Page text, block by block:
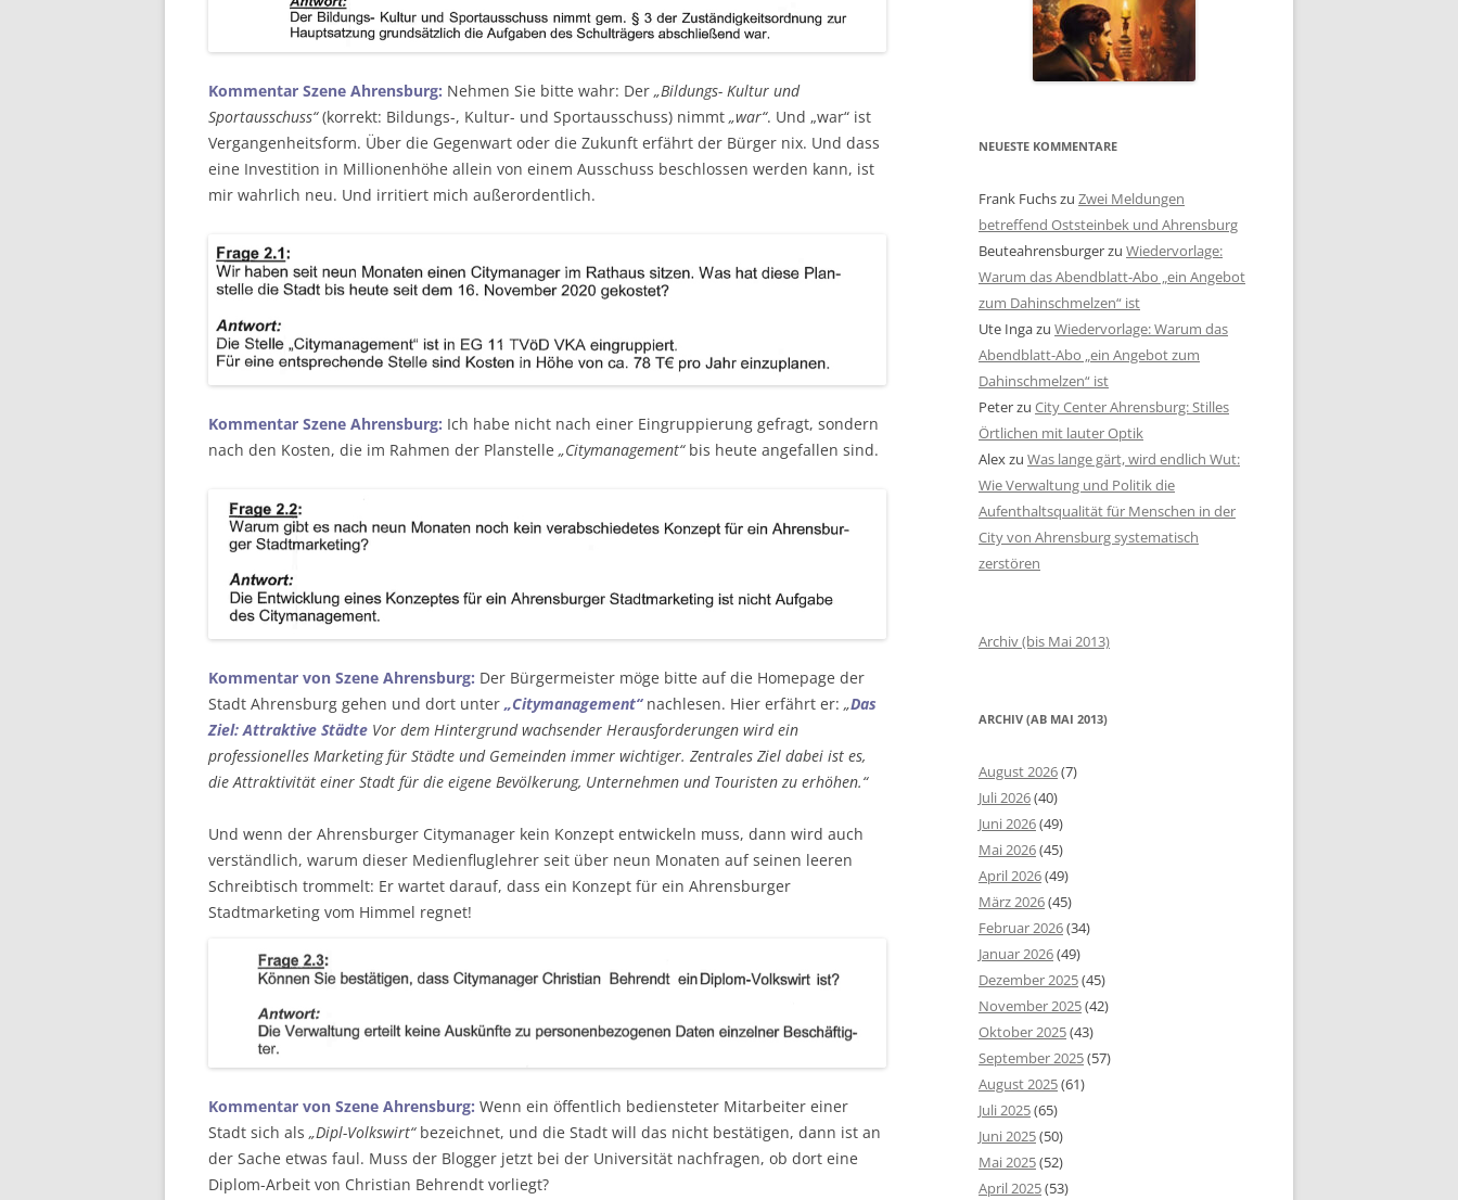
Kommentar Szene Ahrensburg: Nehmen Sie bitte wahr: Der „Bildungs- Kultur und
Sportausschuss“(korrekt: Bildungs-, Kultur- und Sportausschuss) nimmt „war“. Und „war“ ist
Vergangenheitsform. Über die Gegenwart oder die Zukunft erfährt der Bürger nix. Und dass
eine Investition in Millionenhöhe allein von einem Ausschuss beschlossen werden kann, ist
mir wahrlich neu. Und irritiert mich außerordentlich.
Kommentar Szene Ahrensburg: Ich habe nicht nach einer Eingruppierung gefragt, sondern
nach den Kosten, die im Rahmen der Planstelle „Citymanagement“bis heute angefallen sind.
Kommentar von Szene Ahrensburg: Der Bürgermeister möge bitte auf die Homepage der
Stadt Ahrensburg gehen und dort unter „Citymanagement“nachlesen. Hier erfährt er: „Das
Ziel: Attraktive Städte Vor dem Hintergrund wachsender Herausforderungen wird ein
professionelles Marketing für Städte und Gemeinden immer wichtiger. Zentrales Ziel dabei ist es,
die Attraktivität einer Stadt für die eigene Bevölkerung, Unternehmen und Touristen zu erhöhen.“
Und wenn der Ahrensburger Citymanager kein Konzept entwickeln muss, dann wird auch
verständlich, warum dieser Medienfluglehrer seit über neun Monaten auf seinen leeren
Schreibtisch trommelt: Er wartet darauf, dass ein Konzept für ein Ahrensburger
Stadtmarketing vom Himmel regnet!
Kommentar von Szene Ahrensburg: Wenn ein öffentlich bediensteter Mitarbeiter einer
Stadt sich als „Dipl-Volkswirt“bezeichnet, und die Stadt will das nicht bestätigen, dann ist an
der Sache etwas faul. Muss der Blogger jetzt bei der Universität nachfragen, ob dort eine
Diplom-Arbeit von Christian Behrendt vorliegt?
NEUESTE KOMMENTARE
Frank Fuchszu Zwei Meldungen
betreffend Oststeinbek und Ahrensburg
Beuteahrensburgerzu Wiedervorlage:
Warum das Abendblatt-Abo „ein Angebot
zum Dahinschmelzen“ ist
Ute Ingazu Wiedervorlage: Warum das
Abendblatt-Abo „ein Angebot zum
Dahinschmelzen“ ist
Peterzu City Center Ahrensburg: Stilles
Örtlichen mit lauter Optik
Alexzu Was lange gärt, wird endlich Wut:
Wie Verwaltung und Politik die
Aufenthaltsqualität für Menschen in der
City von Ahrensburg systematisch
zerstören
Archiv (bis Mai 2013)
ARCHIV (AB MAI 2013)
August 2026(7)
Juli 2026(40)
Juni 2026(49)
Mai 2026(45)
April 2026(49)
März 2026(45)
Februar 2026(34)
Januar 2026(49)
Dezember 2025(45)
November 2025(42)
Oktober 2025(43)
September 2025(57)
August 2025(61)
Juli 2025(65)
Juni 2025(50)
Mai 2025(52)
April 2025(53)